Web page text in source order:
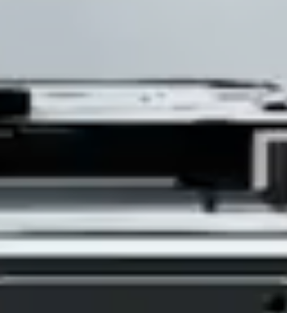
Vượt xa vòng đời sản